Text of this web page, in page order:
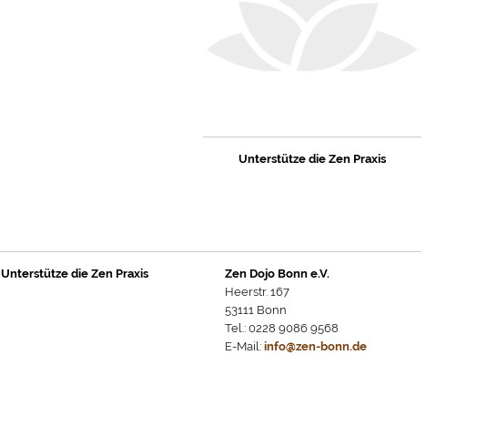
Unterstütze die Zen Praxis
Unterstütze die Zen Praxis
Zen Dojo Bonn e.V.
Heerstr. 167
53111 Bonn
Tel.: 0228 9086 9568
E-Mail: info@zen-bonn.de